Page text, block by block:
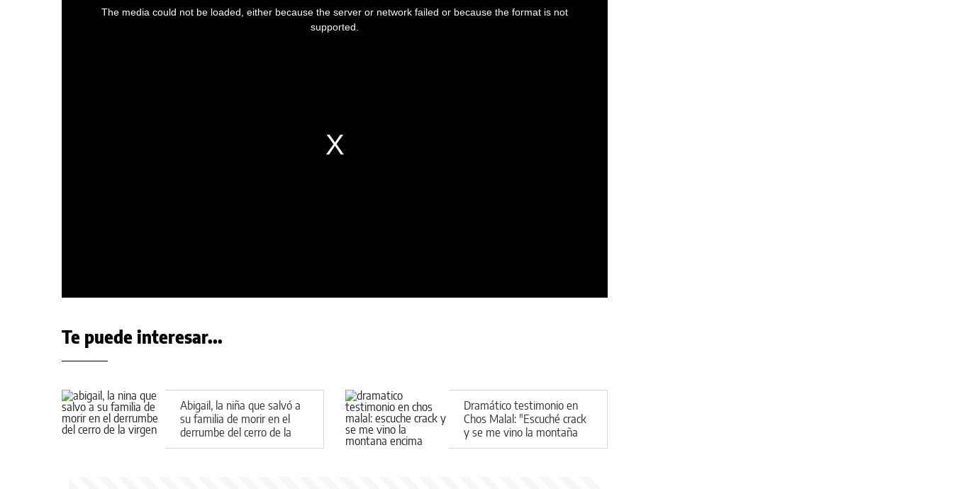
Te puede interesar...
Abigail, la niña que salvó a
su familia de morir en el
derrumbe del cerro de la
Virgen
Dramático testimonio en
Chos Malal: "Escuché crack
y se me vino la montaña
encima"